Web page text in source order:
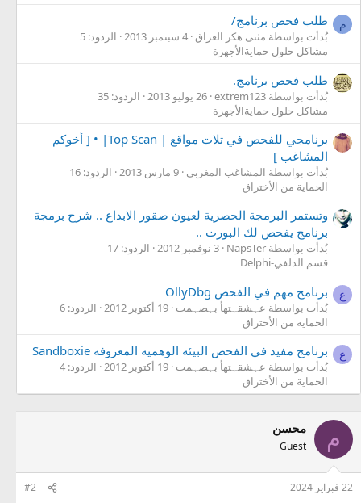
م طلب فحص برنامج/
بُدأت بواسطة مثنى هكر العراق 4 سبتمبر 2013
الردود: 5
مشاكل حلول حمايةالأجهزة
طلب فحص برنامج.
بُدأت بواسطة extrem123 26 يوليو 2013
الردود: 35
مشاكل حلول حمايةالأجهزة
برنامجي للفحص في تلات مواقع | Top Scan| • [ أخوكم
المشاغب ]
بُدأت بواسطة المشاغب المغربي 9 مارس 2013
الردود: 16
الحماية من الأختراق
وتستمر البرمجة الحصرية لعيون صقور الابداع .. شرح برمجة
برنامج يفحص لك البورت ..
بُدأت بواسطة NapsTer 3 نوفمبر 2012
الردود: 17
قسم الدلفي-Delphi
ع برنامج مهم في الفحص OllyDbg
بُدأت بواسطة عہشقہتهأ بہصہمت 19 أكتوبر 2012
الردود: 6
الحماية من الأختراق
ع برنامج مفيد في الفحص البيئه الوهميه المعروفه Sandboxie
بُدأت بواسطة عہشقہتهأ بہصہمت 19 أكتوبر 2012
الردود: 4
الحماية من الأختراق
م محسن
Guest
22 فبراير 2024 #2